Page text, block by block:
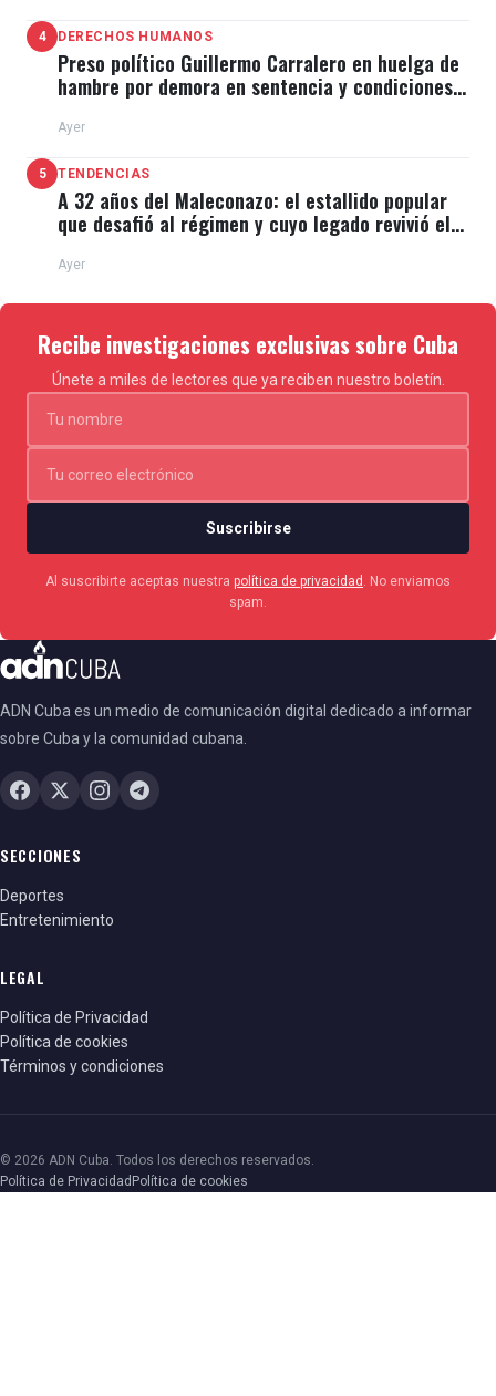
4 DERECHOS HUMANOS
Preso político Guillermo Carralero en huelga de
hambre por demora en sentencia y condiciones
Ayer
5 TENDENCIAS
A 32 años del Maleconazo: el estallido popular
que desafió al régimen y cuyo legado revivió el
Ayer
Recibe investigaciones exclusivas sobre Cuba
Únete a miles de lectores que ya reciben nuestro boletín.
Suscribirse
Al suscribirte aceptas nuestra política de privacidad . No enviamos
spam.
ADN Cuba es un medio de comunicación digital dedicado a informar
sobre Cuba y la comunidad cubana.
SECCIONES
Deportes
Entretenimiento
LEGAL
Política de Privacidad
Política de cookies
Términos y condiciones
© 2026 ADN Cuba. Todos los derechos reservados.
Política de Privacidad Política de cookies